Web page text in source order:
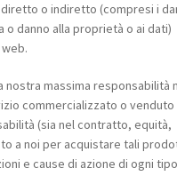
o indiretto (compresi i
danno alla proprietà o ai dati)
nostra massima responsabilità
commercializzato o venduto
(sia nel contratto, equità,
a noi per acquistare tali
e cause di azione di ogni